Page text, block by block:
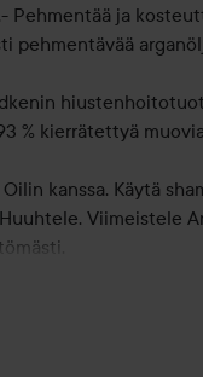
ja
pehmentävää
% kierrätettyä
kanssa. Käytä
Viimeistele